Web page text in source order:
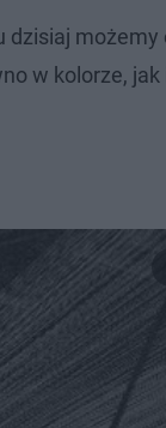
dzisiaj możemy
w kolorze, jak